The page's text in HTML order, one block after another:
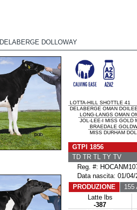
DELABERGE DOLLOWAY
LOTTA-HILL SHOTTLE 41
DELABERGE OMAN
LONG-LANGS OMAN
JOL-LEE-I MISS GOLD
BRAEDALE
MISS DURHAM
GTPI 1856
TD TR TL TY TV
Reg. #:
Data nascita: 01/04/
PRODUZIONE
155
Latte lbs
-387